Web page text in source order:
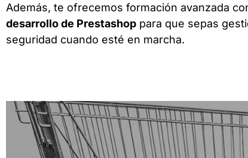
Además, te ofrecemos formación avanzada
desarrollo de Prestashop para que sepas
seguridad cuando esté en marcha.